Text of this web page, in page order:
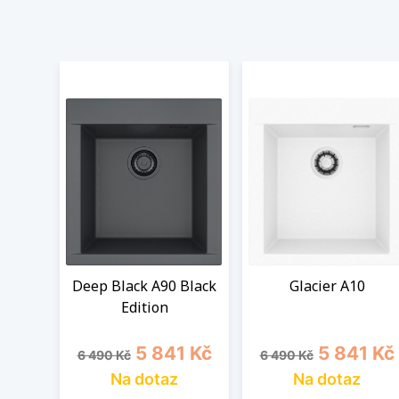
Deep Black A90 Black
Edition
Běžná cena
6 490 Kč Cena
5 841 Kč
Na dotaz
Glacier A10
Běžná cena
6 490 Kč Cena
5 841 Kč
Na dotaz